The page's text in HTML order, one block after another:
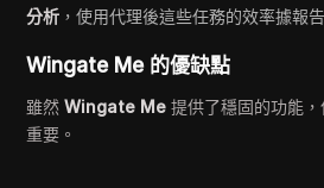
分析 ，使用代理後這些任務的效率據報
Wingate Me 的優缺點
雖然Wingate Me 提供了穩固的功能
重要。